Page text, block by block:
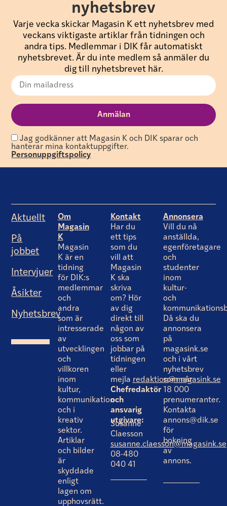
nyhetsbrev
Varje vecka skickar Magasin K ett nyhetsbrev med
veckans viktigaste artiklar från tidningen och
andra tips. Medlemmar i DIK får automatiskt
nyhetsbrevet. Är du inte medlem så anmäler du
dig till nyhetsbrevet här.
Jag godkänner att Magasin K och DIK sparar och
hanterar mina kontaktuppgifter.
Personuppgiftspolicy
Aktuellt
På
jobbet
Intervjuer
Åsikter
Nyhetsbrev
Om
Magasin
K
Magasin
K är en
tidning
för DIK:s
medlemmar
och
andra
som är
intresserade
av
utvecklingen
och
villkoren
inom
kultur,
kommunikation
och i
kreativ
sektor.
Artiklar
och bilder
är
skyddade
enligt
lagen om
upphovsrätt.
Kontakt
Har du
ett tips
som du
vill att
Magasin
K ska
skriva
om? Hör
av dig
direkt till
någon av
oss som
jobbar på
tidningen
eller
mejla redaktion@magasink.se
Chefredaktör
och
ansvarig
utgivare:
Susanne
Claesson
susanne.claesson@magasink.se
08-480
040 41
Annonsera
Vill du nå
anställda,
egenföretagare
och
studenter
inom
kultur-
och
Då ska du
annonsera
på
magasink.se
och i vårt
nyhetsbrev
som når
18 000
prenumeranter.
Kontakta
annons@dik.se
för
bokning
av
annons.